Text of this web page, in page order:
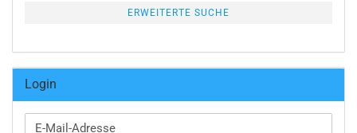
ERWEITERTE SUCHE
Login
E-